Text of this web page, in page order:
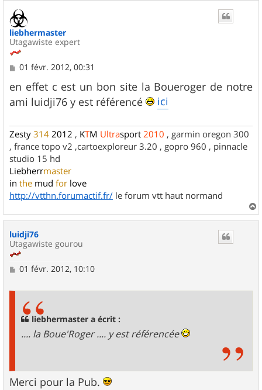
liebhermaster
Utagawiste expert
M
s
s
a
01 févr. 2012, 00:31
en effet c est un bon site la Boueroger de notre
ami luidji76 y est référencé
ici
Zesty 314 2012 , KTM Ultrasport 2010 , garmin oregon 300
, france topo v2 ,cartoexploreur 3.20 , gopro 960 , pinnacle
studio 15 hd
Liebherrmaster
in the mud for love
http://vtthn.forumactif.fr/ le forum vtt haut normand
a
luidji76
Utagawiste gourou
M
01 févr. 2012, 10:10
liebhermaster a écrit :
.... la Boue'Roger .... y est référencée
Merci pour la Pub.